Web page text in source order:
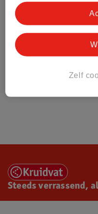
Steeds verrassend,
Zelf